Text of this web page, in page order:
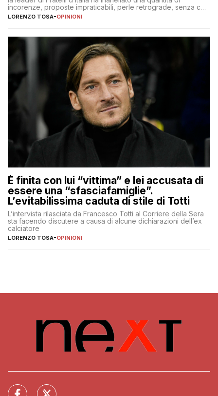
incorenze, proposte impraticabili, perle retrograde, senza che
nessuno – a destra come a sinistra – glielo abbia fatto notare
LORENZO TOSA-OPINIONI
È finita con lui “vittima” e lei accusata di
essere una “sfasciafamiglie”.
L’evitabilissima caduta di stile di Totti
L’intervista rilasciata da Francesco Totti al Corriere della Sera
sta facendo discutere a causa di alcune dichiarazioni dell’ex
calciatore
LORENZO TOSA-OPINIONI